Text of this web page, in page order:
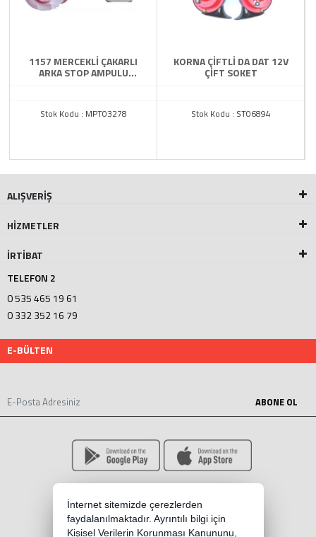
1157 MERCEKLİ ÇAKARLI
ARKA STOP AMPULU
Stok Kodu : MPT03278
KORNA ÇİFTLİ DA DAT 12V
ÇİFT SOKET
Stok Kodu : ST06894
ALIŞVERİŞ
HİZMETLER
İRTİBAT
TELEFON 2
0 535 465 19 61
0 332 352 16 79
E-BÜLTEN
ABONE OL
İnternet sitemizde çerezlerden
faydalanılmaktadır. Ayrıntılı bilgi için
Kişisel Verilerin Korunması Kanununu,